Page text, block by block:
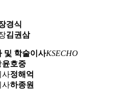
경식
김권삼
및 학술이사KSECHO
윤호중
사정해억
사하종원